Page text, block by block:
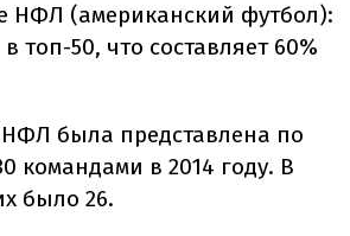
НФЛ (американский футбол):
топ-50, что составляет 60%
была представлена ​​по
командами в 2014 году. В
было 26.